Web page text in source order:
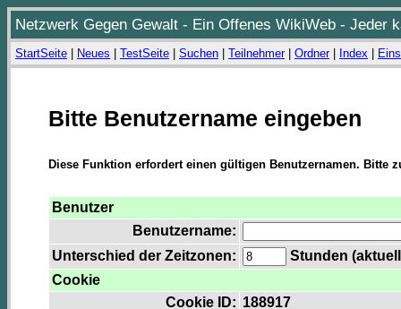
Netzwerk Gegen Gewalt - Ein Offenes WikiWeb - Jeder
StartSeite Neues TestSeite Suchen Teilnehmer| Ordner| Index
Bitte Benutzername eingeben
Diese Funktion erfordert einen gültigen Benutzernamen. Bitte
Benutzer
Benutzername:
Unterschied der Zeitzonen:
Stunden
Cookie
Cookie ID: 188917